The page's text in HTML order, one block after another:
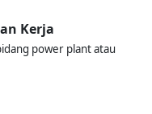
Kerja
power plant atau